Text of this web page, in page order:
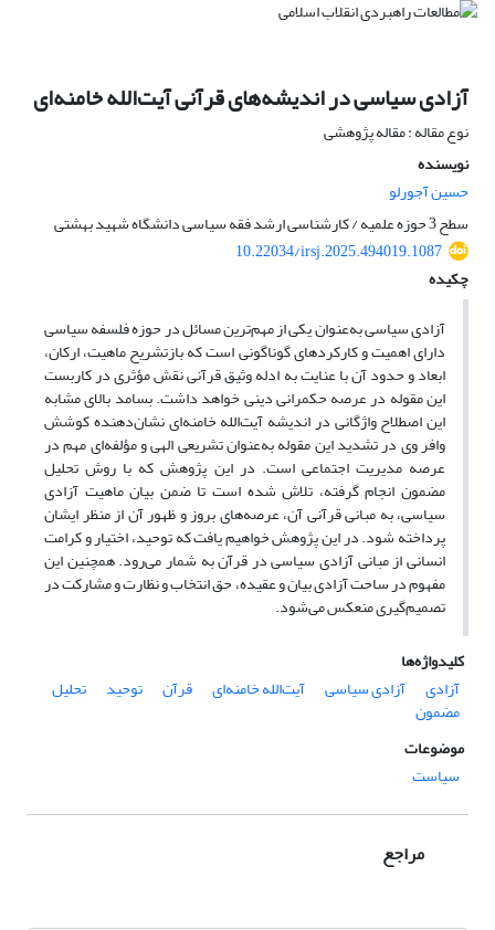
آزادی سیاسی در اندیشه‌های قرآنی آیت‌الله خامنه‌ای
نوع مقاله : مقاله پژوهشی
نویسنده
حسین آجورلو
سطح 3 حوزه علمیه / کارشناسی ارشد فقه سیاسی دانشگاه شهید بهشتی
10.22034/irsj.2025.494019.1087
چکیده
آزادی سیاسی به‌عنوان یکی از مهم‌ترین مسائل در حوزه فلسفه سیاسی
دارای اهمیت و کارکردهای گوناگونی است که بازتشریح ماهیت، ارکان،
ابعاد و حدود آن با عنایت به ادله وثیق قرآنی نقش مؤثری در کاربست
این مقوله در عرصه حکمرانی دینی خواهد داشت. بسامد بالای مشابه
این اصطلاح واژگانی در اندیشه آیت‌الله‌ خامنه‌ای نشان‌دهنده کوشش
وافر وی در تشدید این مقوله به‌عنوان تشریعی الهی و مؤلفه‌ای مهم در
عرصه مدیریت اجتماعی است. در این پژوهش که با روش تحلیل
مضمون انجام گرفته، تلاش شده است تا ضمن بیان ماهیت آزادی
سیاسی، به مبانی قرآنی آن، عرصه‌های بروز و ظهور آن از منظر ایشان
پرداخته شود. در این پژوهش خواهیم یافت که توحید، اختیار و کرامت
انسانی از مبانی آزادی سیاسی در قرآن به شمار می‌رود. همچنین این
مفهوم در ساحت آزادی بیان و عقیده، حق انتخاب و نظارت و مشارکت در
تصمیم‌گیری منعکس می‌شود.
کلیدواژه‌ها
آزادی
آزادی سیاسی آیت‌الله خامنه‌ای قرآن توحید تحلیل
مضمون
موضوعات
سیاست
مراجع